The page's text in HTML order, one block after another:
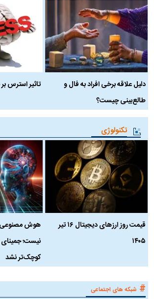
دلیل علاقه برخی افراد به فال و
طالع‌بینی چیست؟
تاثیر استرس
تکنولوژی
قیمت روز ارز‌های دیجیتال ۱۶ تیر
۱۴۰۵
هوش
نیست؛
کوچک‌تر نشد
# شبکه های اجتماعی